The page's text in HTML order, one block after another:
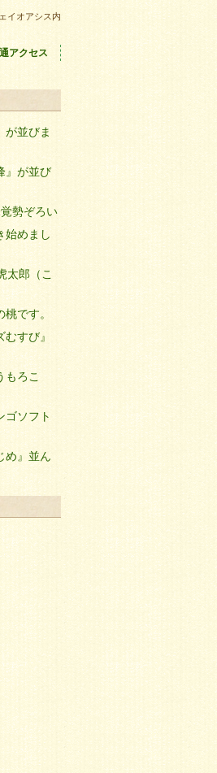
イオアシス内
アクセス
が並びま
』が並び
勢ぞろい
始めまし
太郎（こ
です。
すび』
もろこ
ゴソフト
め』並ん